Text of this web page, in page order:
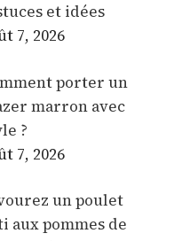
et idées
7, 2026
porter un
marron avec
?
7, 2026
un poulet
aux pommes de